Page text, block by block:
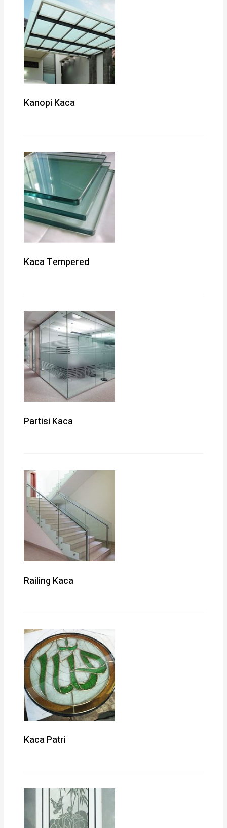
Kanopi Kaca
Kaca Tempered
Partisi Kaca
Railing Kaca
Kaca Patri